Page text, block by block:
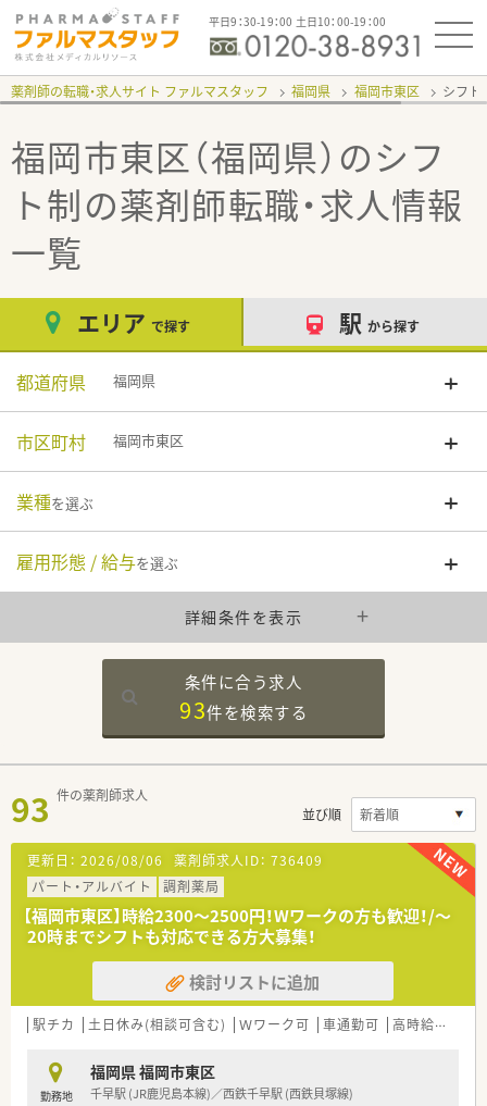
平日9：30-19：00 土日10：00-19：00
薬剤師の転職・求人サイト ファルマスタッフ 福岡県 福岡市東区 シフ
福岡市東区（福岡県）のシフ
ト制の薬剤師転職・求人情報
一覧
エリア で探す 駅 から探す
都道府県 福岡県
市区町村 福岡市東区
業種を選ぶ
雇用形態 / 給与を選ぶ
詳細条件を表示
条件に合う求人
93件を検索する
93 件の薬剤師求人
並び順
更新日： 2026/08/06 薬剤師求人ID： 736409
パート・アルバイト
調剤薬局
【福岡市東区】時給2300～2500円！Wワークの方も歓迎！/～
20時までシフトも対応できる方大募集！
検討リストに追加
駅チカ 土日休み(相談可含む) Ｗワーク可 車通勤可 高時給(2,500円以上)
勤務地
福岡県 福岡市東区
千早駅 (JR鹿児島本線)／西鉄千早駅 (西鉄貝塚線)